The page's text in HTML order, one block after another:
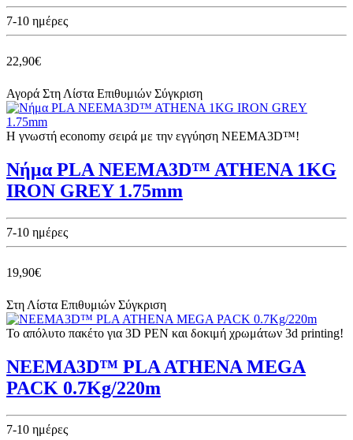
7-10 ημέρες
22,90€
Αγορά Στη Λίστα Επιθυμιών Σύγκριση
Η γνωστή economy σειρά με την εγγύηση NEEMA3D™!
Νήμα PLA NEEMA3D™ ATHENA 1KG
IRON GREY 1.75mm
7-10 ημέρες
19,90€
Στη Λίστα Επιθυμιών Σύγκριση
Το απόλυτο πακέτο για 3D PEN και δοκιμή χρωμάτων 3d printing!
NEEMA3D™ PLA ATHENA MEGA
PACK 0.7Kg/220m
7-10 ημέρες